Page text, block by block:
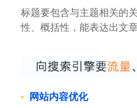
标题要包含与主题相关的
性、概括性，能表达出文章
网站内容优化